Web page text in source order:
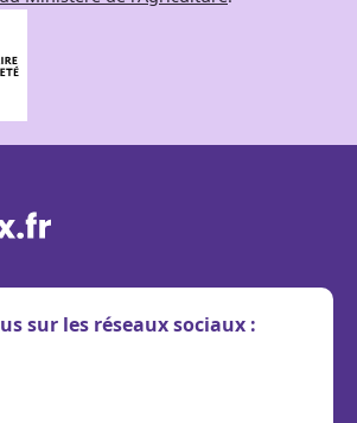
sur les réseaux sociaux :